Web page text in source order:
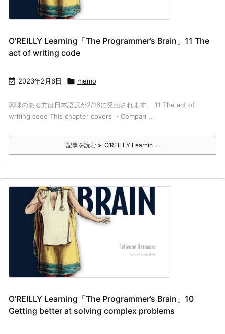
O’REILLY Learning「The Programmer’s Brain」11 The
act of writing code
 2023年2月6日  memo
興味のある方は日本語訳が2/16に発売されます。 11 The act of
writing code This chapter covers ・Compari ...
記事を読む O’REILLY Learnin ...
O’REILLY Learning「The Programmer’s Brain」10
Getting better at solving complex problems